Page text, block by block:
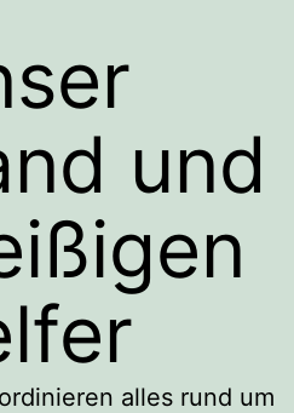
und
alles rund um